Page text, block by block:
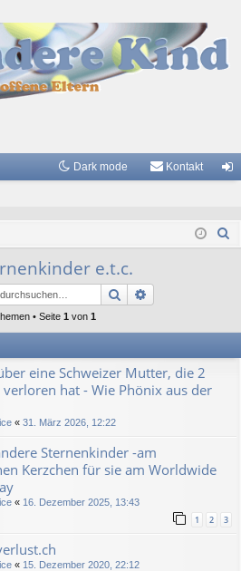
Dark mode Kontakt
el
e.t.c.
Suche
• Seite 1 von 1
eine Schweizer Mutter, die 2
hat - Wie Phönix aus der
« 31. März 2026, 12:22
Sternenkinder -am
Kerzchen für sie am Worldwide
« 16. Dezember 2025, 13:43
1 2 3
« 15. Dezember 2020, 22:12